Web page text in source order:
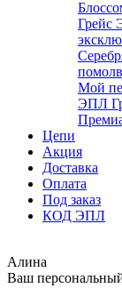
Грейс
Мой
ЭПЛ
Цепи
Акция
Доставка
Оплата
Под заказ
КОД ЭПЛ
Алина
Ваш